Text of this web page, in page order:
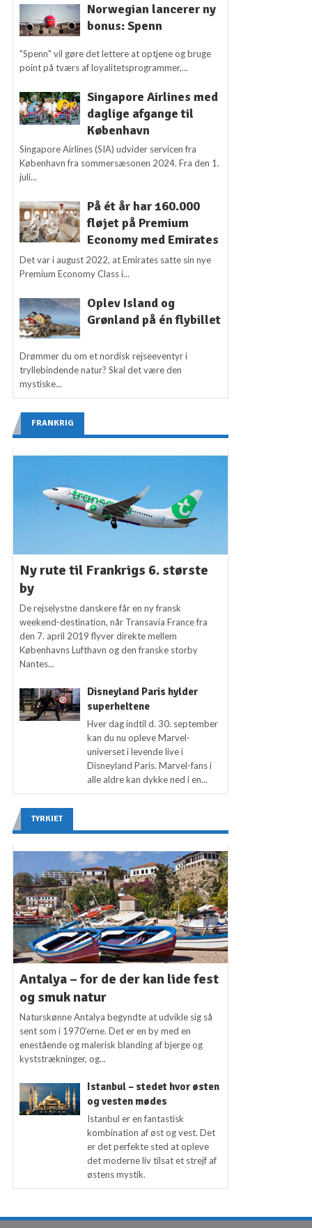
Norwegian lancerer ny
bonus: Spenn
"Spenn" vil gøre det lettere at optjene og bruge
point på tværs af loyalitetsprogrammer,...
Singapore Airlines med
daglige afgange til
København
Singapore Airlines (SIA) udvider servicen fra
København fra sommersæsonen 2024. Fra den 1.
juli...
På ét år har 160.000
fløjet på Premium
Economy med Emirates
Det var i august 2022, at Emirates satte sin nye
Premium Economy Class i...
Oplev Island og
Grønland på én flybillet
Drømmer du om et nordisk rejseeventyr i
tryllebindende natur? Skal det være den
mystiske...
FRANKRIG
Ny rute til Frankrigs 6. største
by
De rejselystne danskere får en ny fransk
weekend-destination, når Transavia France fra
den 7. april 2019 flyver direkte mellem
Københavns Lufthavn og den franske storby
Nantes...
Disneyland Paris hylder
superheltene
Hver dag indtil d. 30. september
kan du nu opleve Marvel-
universet i levende live i
Disneyland Paris. Marvel-fans i
alle aldre kan dykke ned i en...
TYRKIET
Antalya – for de der kan lide fest
og smuk natur
Naturskønne Antalya begyndte at udvikle sig så
sent som i 1970’erne. Det er en by med en
enestående og malerisk blanding af bjerge og
kyststrækninger, og...
Istanbul – stedet hvor østen
og vesten mødes
Istanbul er en fantastisk
kombination af øst og vest. Det
er det perfekte sted at opleve
det moderne liv tilsat et strejf af
østens mystik.